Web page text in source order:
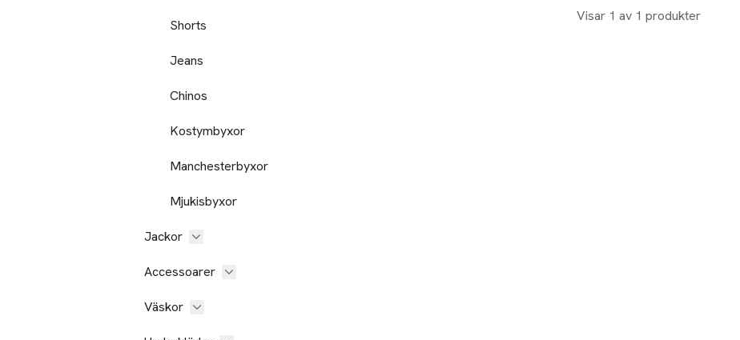
Shorts
Jeans
Chinos
Kostymbyxor
Manchesterbyxor
Mjukisbyxor
Jackor
Accessoarer
Väskor
Visar 1 av 1 produkter